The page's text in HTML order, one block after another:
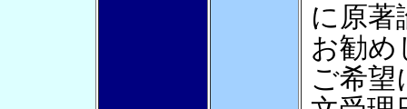
に原著
お勧め
ご希望